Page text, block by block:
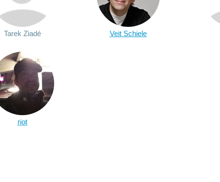
Tarek Ziadé Veit Schiele
riot